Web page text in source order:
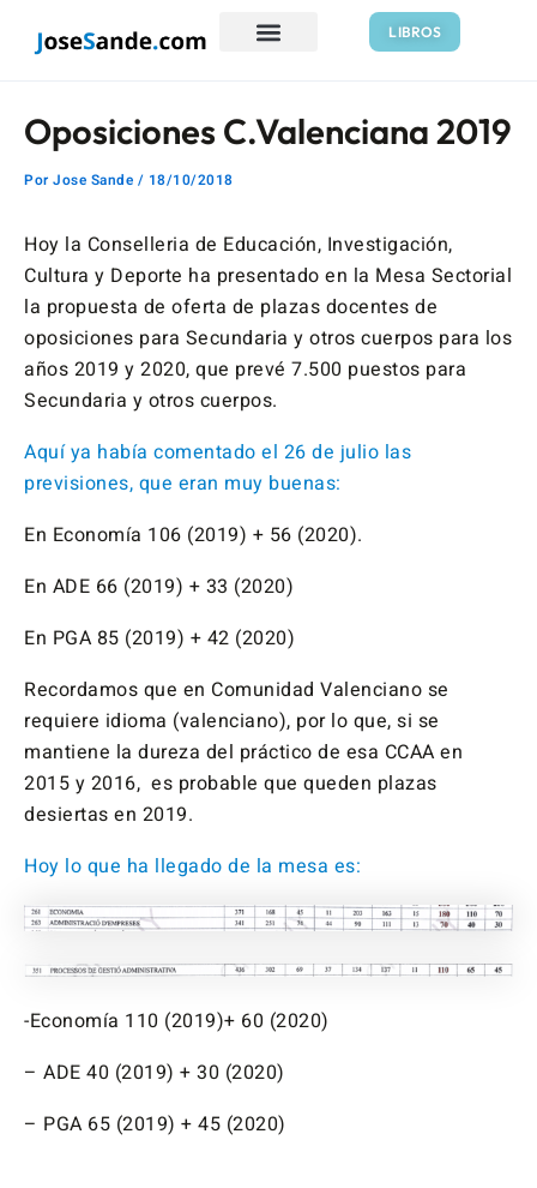
LIBROS
Oposiciones C.Valenciana 2019
Por Jose Sande / 18/10/2018
Hoy la Conselleria de Educación, Investigación,
Cultura y Deporte ha presentado en la Mesa Sectorial
la propuesta de oferta de plazas docentes de
oposiciones para Secundaria y otros cuerpos para los
años 2019 y 2020, que prevé 7.500 puestos para
Secundaria y otros cuerpos.
Aquí ya había comentado el 26 de julio las
previsiones, que eran muy buenas:
En Economía 106 (2019) + 56 (2020).
En ADE 66 (2019) + 33 (2020)
En PGA 85 (2019) + 42 (2020)
Recordamos que en Comunidad Valenciano se
requiere idioma (valenciano), por lo que, si se
mantiene la dureza del práctico de esa CCAA en
2015 y 2016, es probable que queden plazas
desiertas en 2019.
Hoy lo que ha llegado de la mesa es:
-Economía 110 (2019)+ 60 (2020)
– ADE 40 (2019) + 30 (2020)
– PGA 65 (2019) + 45 (2020)
de